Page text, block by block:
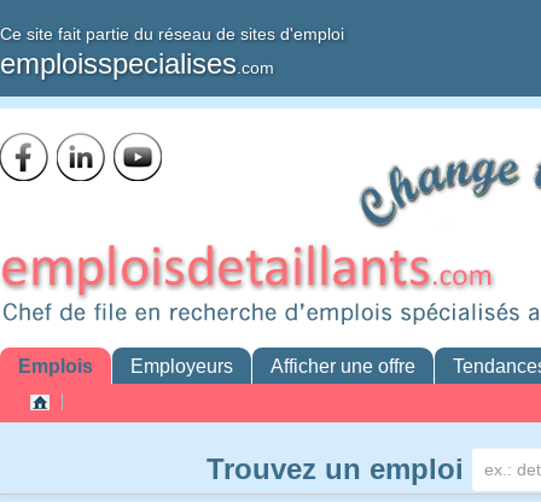
Ce site fait partie du réseau de sites d'emploi
emploisspecialises .com
Emplois Employeurs Afficher une offre
Trouvez un emploi